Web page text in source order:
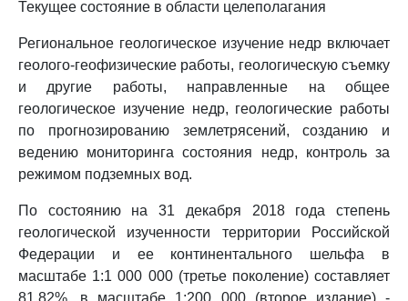
Текущее состояние в области целеполагания
Региональное геологическое изучение недр включает
геолого-геофизические работы, геологическую съемку
и другие работы, направленные на общее
геологическое изучение недр, геологические работы
по прогнозированию землетрясений, созданию и
ведению мониторинга состояния недр, контроль за
режимом подземных вод.
По состоянию на 31 декабря 2018 года степень
геологической изученности территории Российской
Федерации и ее континентального шельфа в
масштабе 1:1 000 000 (третье поколение) составляет
81,82%, в масштабе 1:200 000 (второе издание) -